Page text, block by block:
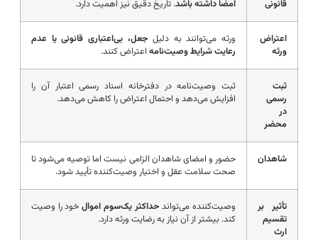
قانونی
امضا داشته باشد. تاریخ دقیق نیز اهمیت دارد.
اعتراض
ورثه
ورثه می‌توانند به دلیلجعل، بی‌اعتباری قانونی یا عدم
رعایت شرایط وصیت‌نامهاعتراض کنند.
ثبت
رسمی
محضر
ثبت وصیت‌نامه در دفترخانه اسناد رسمی اعتبار آن را
افزایش می‌دهد و احتمال اعتراض را کاهش می‌دهد.
شاهدان
حضور و امضای شاهدان الزامی نیست اما توصیه می‌شود تا
صحت سلامت عقل و اختیار وصیت‌کننده تأیید شود.
تأثیر بر
تقسیم
ارث
وصیت‌کننده می‌تواندحداکثر یک‌سوم اموالخود را وصیت
کند. بیشتر از آن نیاز به رضایت ورثه دارد.